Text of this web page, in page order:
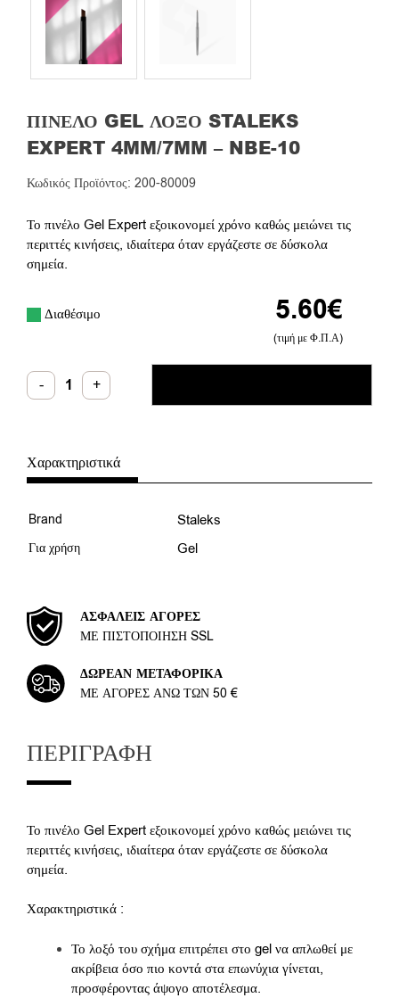
ΠΙΝΈΛΟ GEL ΛΟΞΌ STALEKS
EXPERT 4MM/7MM – NBE-10
Κωδικός Προϊόντος: 200-80009
Το πινέλο Gel Expert εξοικονομεί χρόνο καθώς μειώνει τις
περιττές κινήσεις, ιδιαίτερα όταν εργάζεστε σε δύσκολα
σημεία.
5.60€
(τιμή με Φ.Π.Α)
Διαθέσιμο
- Πινέλο
Gel
-
NBE-
+
Χαρακτηριστικά
Brand Staleks
Για χρήση Gel
ΑΣΦΑΛΕΊΣ ΑΓΟΡΈΣ
ΜΕ ΠΙΣΤΟΠΟΊΗΣΗ SSL
ΔΩΡΕΆΝ ΜΕΤΑΦΟΡΙΚΆ
ΜΕ ΑΓΟΡΈΣ ΆΝΩ ΤΩΝ 50 €
ΠΕΡΙΓΡΑΦΉ
Το πινέλο Gel Expert εξοικονομεί χρόνο καθώς μειώνει τις
περιττές κινήσεις, ιδιαίτερα όταν εργάζεστε σε δύσκολα
σημεία.
Χαρακτηριστικά :
Το λοξό του σχήμα επιτρέπει στο gel να απλωθεί με
ακρίβεια όσο πιο κοντά στα επωνύχια γίνεται,
προσφέροντας άψογο αποτέλεσμα.